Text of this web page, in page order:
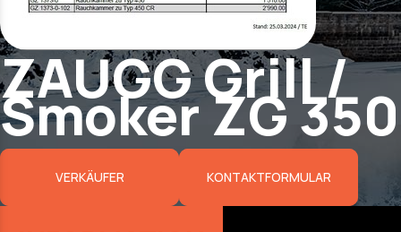
ZAUGG Grill /
Smoker ZG 350
VERKÄUFER KONTAKTFORMULAR